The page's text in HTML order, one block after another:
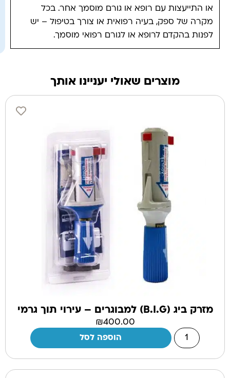
או התייעצות עם רופא או גורם מוסמך אחר. בכל
מקרה של ספק, בעיה רפואית או צורך בטיפול – יש
לפנות בהקדם לרופא או לגורם רפואי מוסמך.
מוצרים שאולי יעניינו אותך
מזרק ביג (B.I.G) למבוגרים – עירוי תוך גרמי
₪400.00
הוספה לסל